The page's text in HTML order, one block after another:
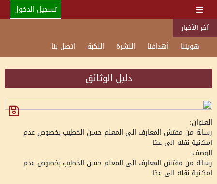
تسجيل الدخول
آخر الأخبار
هويتنا
أهدافنا النشرة النكبة اتصل بنا
دليل الوثائق
العنوان:
رسالة من مفتش المعارف الى المعلم حسن الخطيب بخصوص عدم
امكانية نقله الى عكا
الوصف:
رسالة من مفتش المعارف الى المعلم حسن الخطيب بخصوص عدم
امكانية نقله الى عكا